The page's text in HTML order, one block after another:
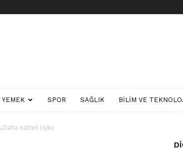
YEMEK SPOR SAĞLIK BILIM VE
Kaliteli Uyku